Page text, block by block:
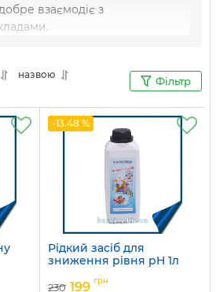
взаємодіє з
назвою
Фільтр
-13.48 %
Рідкий засіб для
зниження рівня pH 1л
230 199 грн